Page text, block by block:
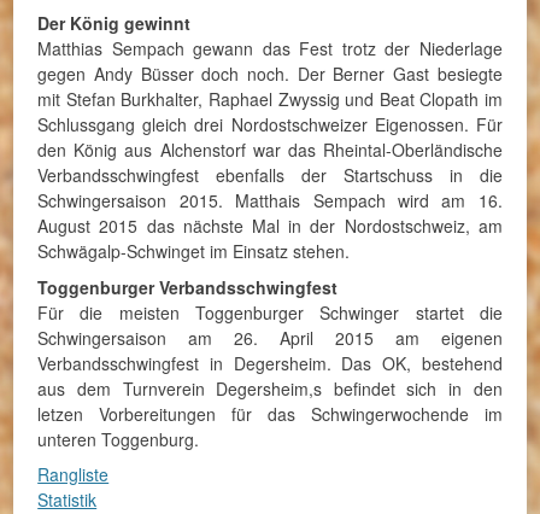
Der König gewinnt
Matthias Sempach gewann das Fest trotz der Niederlage
gegen Andy Büsser doch noch. Der Berner Gast besiegte
mit Stefan Burkhalter, Raphael Zwyssig und Beat Clopath im
Schlussgang gleich drei Nordostschweizer Eigenossen. Für
den König aus Alchenstorf war das Rheintal-Oberländische
Verbandsschwingfest ebenfalls der Startschuss in die
Schwingersaison 2015. Matthais Sempach wird am 16.
August 2015 das nächste Mal in der Nordostschweiz, am
Schwägalp-Schwinget im Einsatz stehen.
Toggenburger Verbandsschwingfest
Für die meisten Toggenburger Schwinger startet die
Schwingersaison am 26. April 2015 am eigenen
Verbandsschwingfest in Degersheim. Das OK, bestehend
aus dem Turnverein Degersheim,s befindet sich in den
letzen Vorbereitungen für das Schwingerwochende im
unteren Toggenburg.
Rangliste
Statistik